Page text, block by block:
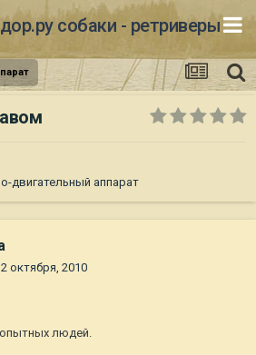
собаки - ретриверы
двигательный аппарат
октября, 2010
опытных людей.